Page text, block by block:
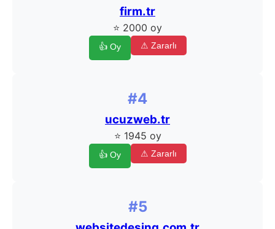
firm.tr
⭐ 2000 oy
👍 Oy ⚠ Zararlı
#4
ucuzweb.tr
⭐ 1945 oy
👍 Oy ⚠ Zararlı
#5